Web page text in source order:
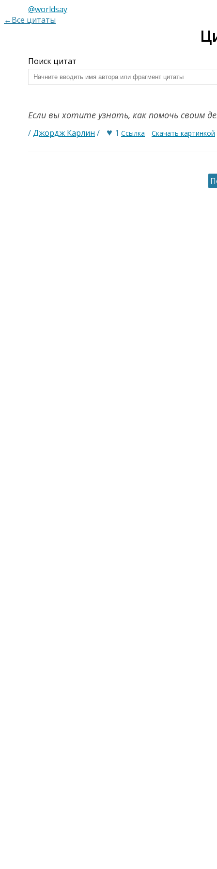
@worldsay
←Все цитаты
Поиск цитат
Если вы хотите узнать, как помочь
/Джордж Карлин / ♥ 1 Ссылка Скачать картинкой